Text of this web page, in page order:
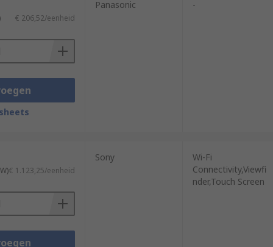
€ 206,52/eenheid
Panasonic -
€ 1.123,25/eenheid
Sony
Wi-Fi
Connectivity,Viewfi
nder,Touch Screen